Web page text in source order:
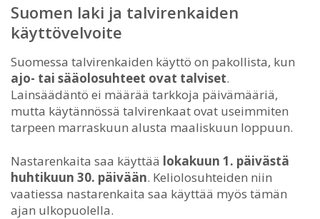
Suomen laki ja talvirenkaiden
käyttövelvoite
Suomessa talvirenkaiden käyttö on pakollista, kun
ajo- tai sääolosuhteet ovat talviset.
Lainsäädäntö ei määrää tarkkoja päivämääriä,
mutta käytännössä talvirenkaat ovat useimmiten
tarpeen marraskuun alusta maaliskuun loppuun.
Nastarenkaita saa käyttää lokakuun 1. päivästä
huhtikuun 30. päivään. Keliolosuhteiden niin
vaatiessa nastarenkaita saa käyttää myös tämän
ajan ulkopuolella.